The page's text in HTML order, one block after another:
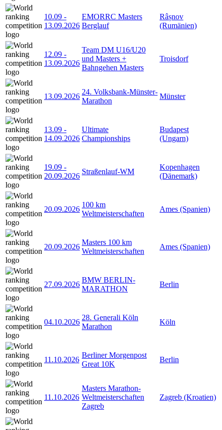
10.09 -
13.09.2026
EMORRC Masters
Berglauf
Râșnov
(Rumänien)
12.09 -
13.09.2026
Team DM U16/U20
und Masters +
Bahngehen Masters
Troisdorf
13.09.2026
24. Volksbank-Münster-
Marathon
Münster
13.09 -
14.09.2026
Ultimate
Championships
Budapest
(Ungarn)
19.09 -
20.09.2026
Straßenlauf-WM
Kopenhagen
(Dänemark)
20.09.2026
100 km
Weltmeisterschaften
Ames (Spanien)
20.09.2026
Masters 100 km
Weltmeisterschaften
Ames (Spanien)
27.09.2026
BMW BERLIN-
MARATHON
Berlin
04.10.2026
28. Generali Köln
Marathon
Köln
11.10.2026
Berliner Morgenpost
Great 10K
Berlin
11.10.2026
Masters Marathon-
Weltmeisterschaften
Zagreb
Zagreb (Kroatien)